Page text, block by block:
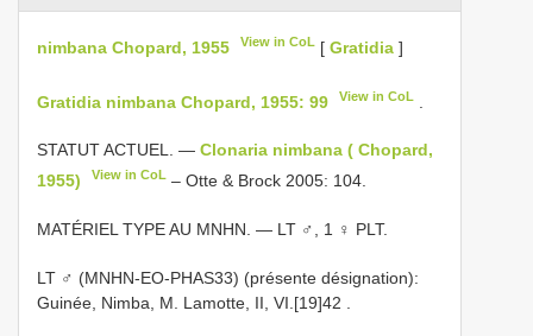
nimbana Chopard, 1955 View in CoL [Gratidia ]
Gratidia nimbana Chopard, 1955: 99 View in CoL
STATUT ACTUEL. — Clonaria nimbana ( Chopard,
1955)
View in CoL – Otte & Brock 2005: 104.
MATÉRIEL TYPE AU MNHN. — LT ♂, 1 ♀ PLT.
LT ♂ (MNHN-EO-PHAS33) (présente désignation):
Guinée, Nimba, M. Lamotte, II, VI.[19]42